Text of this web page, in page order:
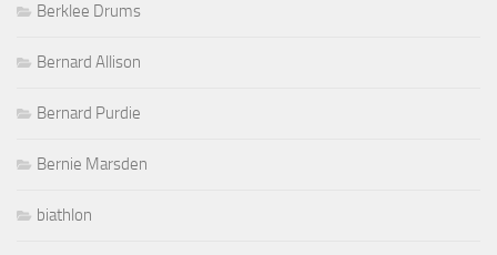
Berklee Drums
Bernard Allison
Bernard Purdie
Bernie Marsden
biathlon